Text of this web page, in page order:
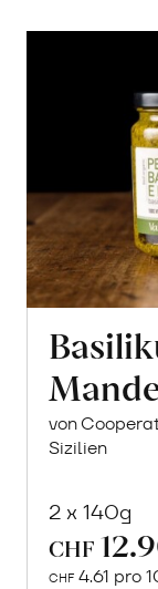
von
Sizilien
2 x 140g
CHF
CHF 4.61 pro